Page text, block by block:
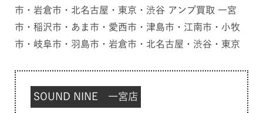
市・岩倉市・北名古屋・東京・渋谷 アンプ買取 一宮
市・稲沢市・あま市・愛西市・津島市・江南市・小牧
市・岐阜市・羽島市・岩倉市・北名古屋・渋谷・東京
SOUND NINE 一宮店